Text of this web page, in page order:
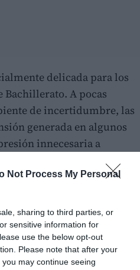
Not Process My Personal
sharing to third parties, or
sensitive information for
use the below opt-out
Please note that after your
may continue seeing
delicada para los
Bachillerato. A pocas
de incertidumbre, las
generada en algunos
innecesaria a
de cuarto de ESO, cenas
y actividades
para los alumnos más